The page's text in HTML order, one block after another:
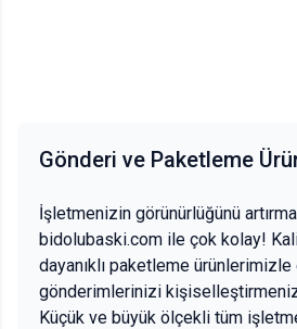
Gönderi ve Paketleme
İşletmenizin görünürlüğünü
bidolubaski.com ile çok kolay!
dayanıklı paketleme
gönderimlerinizi
Küçük ve büyük ölçekli tüm